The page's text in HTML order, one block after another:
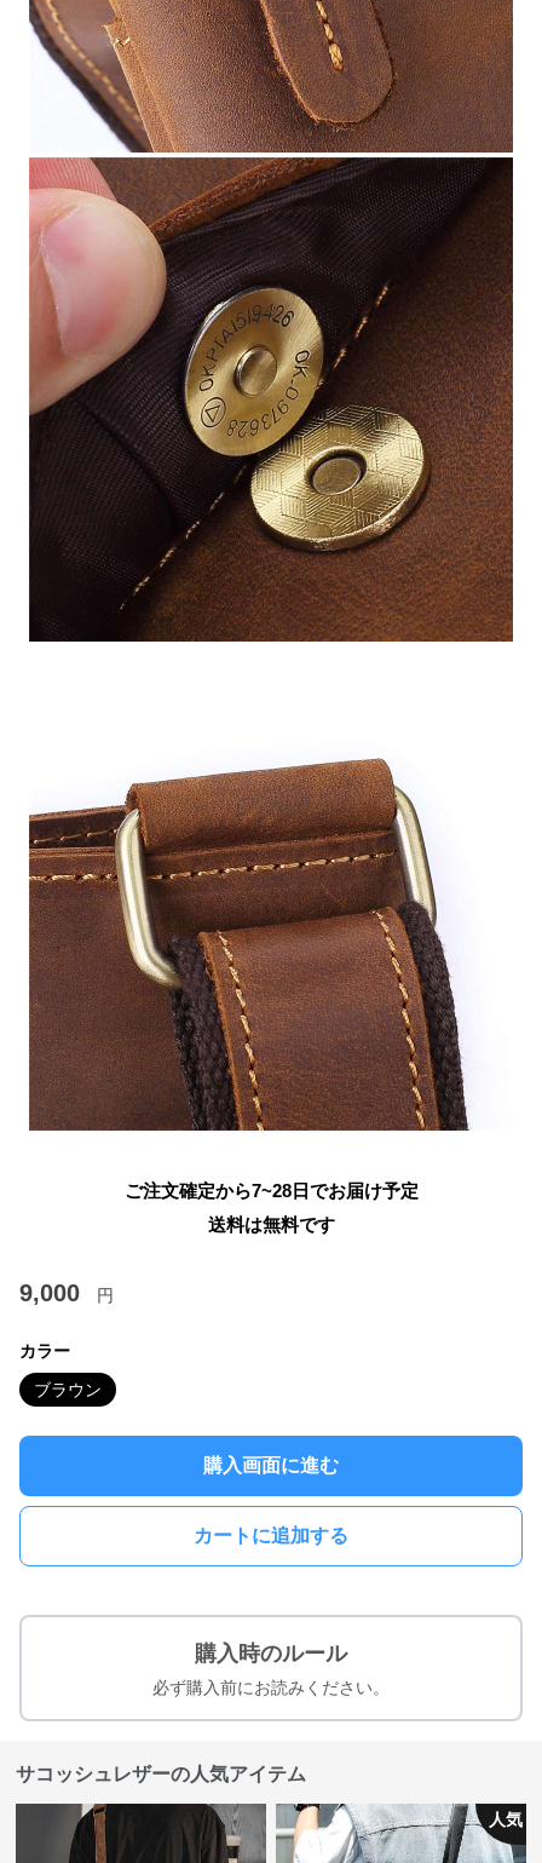
ご注文確定から7~28日でお届け予定
送料は無料です
9,000 円
カラー
ブラウン
購入画面に進む
カートに追加する
購入時のルール
必ず購入前にお読みください。
サコッシュレザーの人気アイテム
人気